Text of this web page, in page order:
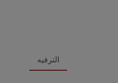
الترفيه